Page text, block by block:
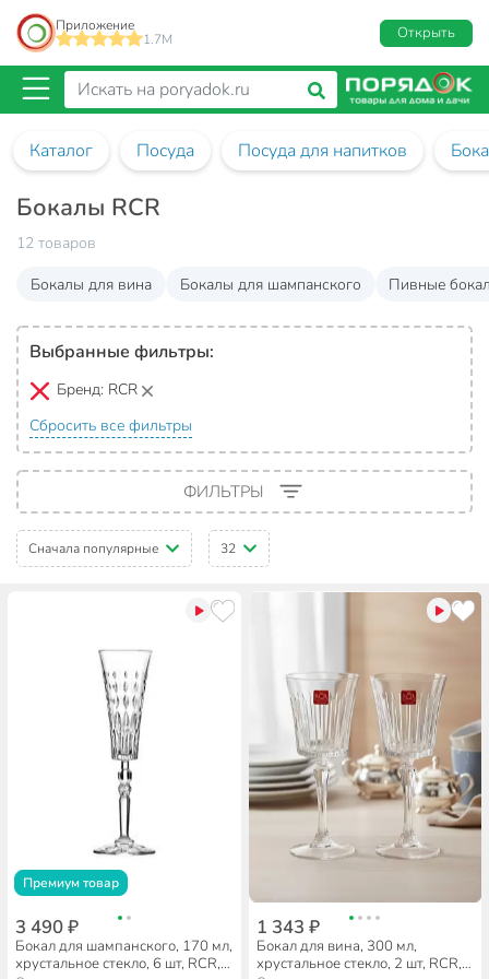
Приложение
1.7M
Открыть
Каталог Посуда Посуда для напитков
Бокалы RCR
12 товаров
Бокалы для вина
Бокалы для шампанского Пивные
Выбранные фильтры:
Бренд: RCR
Сбросить все фильтры
ФИЛЬТРЫ
Сначала популярные 32
Премиум товар
3 490 ₽
Бокал для шампанского, 170 мл,
хрустальное стекло, 6 шт, RCR,
1 343 ₽
Бокал для вина, 300 мл,
хрустальное стекло, 2 шт, RCR,